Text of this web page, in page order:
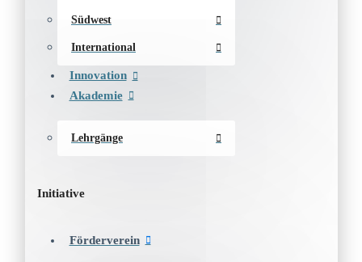
Südwest
International
Innovation
Akademie
Lehrgänge
Initiative
Förderverein